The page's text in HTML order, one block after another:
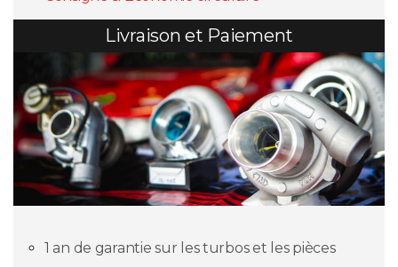
Livraison et Paiement
1 an de garantie sur les turbos et les pièces